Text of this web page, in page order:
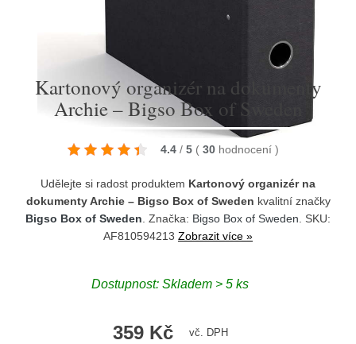
Kartonový organizér na dokumenty
Archie – Bigso Box of Sweden
4.4 / 5 ( 30 hodnocení )
Udělejte si radost produktem Kartonový organizér na
dokumenty Archie – Bigso Box of Sweden kvalitní značky
Bigso Box of Sweden . Značka: Bigso Box of Sweden . SKU:
AF810594213 Zobrazit více »
Dostupnost: Skladem > 5 ks
359 Kč vč. DPH